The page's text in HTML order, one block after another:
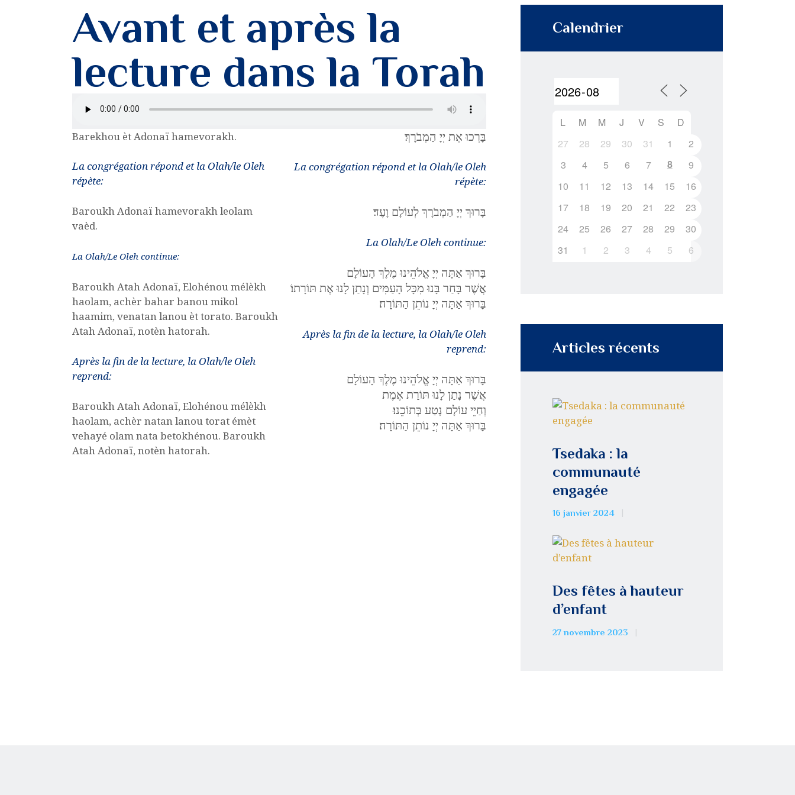
Avant et après la
lecture dans la Torah
Barekhou èt Adonaï hamevorakh.
La congrégation répond et la Olah/le Oleh
répète:
Baroukh Adonaï hamevorakh leolam
vaèd.
La Olah/Le Oleh continue:
Baroukh Atah Adonaï, Elohénou mélèkh
haolam, achèr bahar banou mikol
haamim, venatan lanou èt torato. Baroukh
Atah Adonaï, notèn hatorah.
Après la fin de la lecture, la Olah/le Oleh
reprend:
Baroukh Atah Adonaï, Elohénou mélèkh
haolam, achèr natan lanou torat émèt
vehayé olam nata betokhénou. Baroukh
Atah Adonaï, notèn hatorah.
בָּרְכוּ אֶת יְיָ הַמְבֹרָךְ׃
La congrégation répond et la Olah/le Oleh
répète:
בָּרוּךְ יְיָ הַמְבֹרָךְ לְעוֹלָם וָעֶד׃
La Olah/Le Oleh continue:
בָּרוּךְ אַתָּה יְיָ אֱלֹהֵינוּ מֶלֶךְ הָעוֹלָם
אֲשֶׁר בָּחַר בָּנוּ מִכָּל הָעַמִּים וְנָתַן לָנוּ אֶת תּוֹרָתוֹ׃
בָּרוּךְ אַתָּה יְיָ נוֹתֵן הַתּוֹרָה׃
Après la fin de la lecture, la Olah/le Oleh
reprend:
בָּרוּךְ אַתָּה יְיָ אֱלֹהֵינוּ מֶלֶךְ הָעוֹלָם
אֲשֶׁר נָתַן לָנוּ תּוֹרַת אֶמֶת
וְחַיֵי עוֹלָם נָטַע בְּתוֹכֵנוּ׃
בָּרוּךְ אַתָּה יְיָ נוֹתֵן הַתּוֹרָה׃
Calendrier
L M M J V S
D
27
28 29 30 31 1
2
3
4 5 6 7 8
9
10
11 12 13 14 15
16
17
18 19 20 21 22
23
24
25 26 27 28 29
30
31
1 2 3 4 5 6
Articles récents
Tsedaka : la
communauté
engagée
16 janvier 2024
Des fêtes à hauteur
d’enfant
27 novembre 2023